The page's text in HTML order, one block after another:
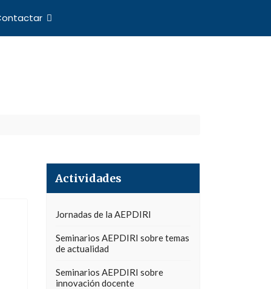
Actividades
Jornadas de la AEPDIRI
Seminarios AEPDIRI sobre temas
de actualidad
Seminarios AEPDIRI sobre
innovación docente